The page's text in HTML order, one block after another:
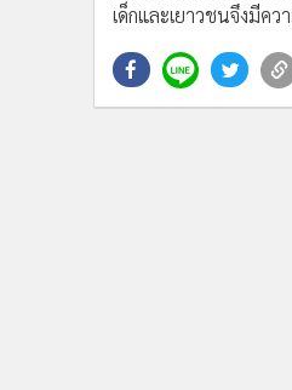
เด็กและเยาวชนจึงมีค